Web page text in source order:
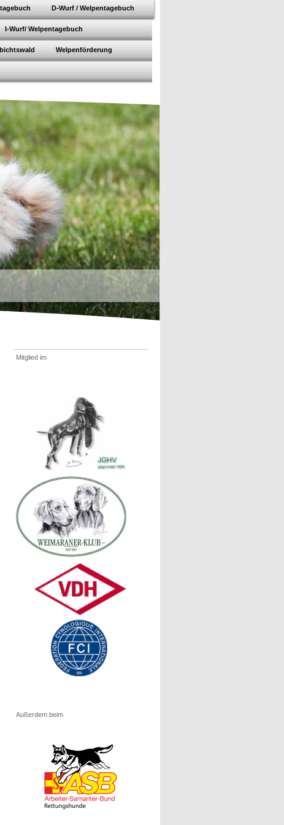
D-Wurf / Welpentagebuch
I-Wurf/ Welpentagebuch
Welpenförderung
Mitglied im
Außerdem beim